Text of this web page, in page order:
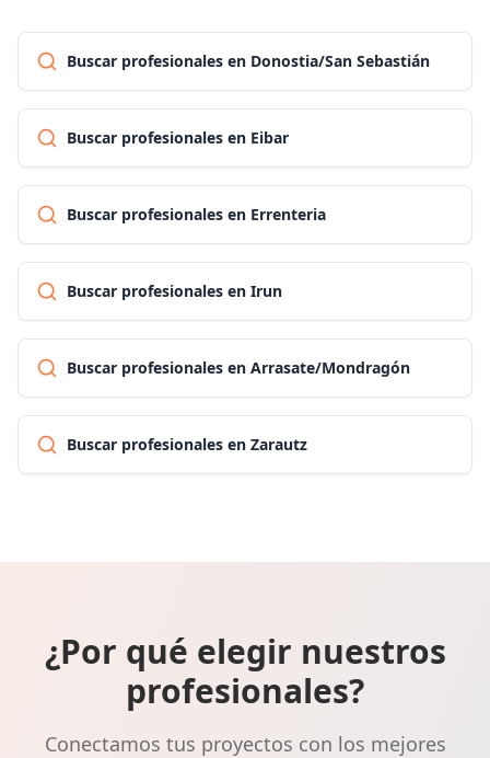
Buscar profesionales en Donostia/San Sebastián
Buscar profesionales en Eibar
Buscar profesionales en Errenteria
Buscar profesionales en Irun
Buscar profesionales en Arrasate/Mondragón
Buscar profesionales en Zarautz
¿Por qué elegir nuestros
profesionales?
Conectamos tus proyectos con los mejores